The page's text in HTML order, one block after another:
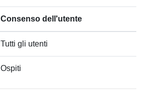
Consenso dell'utente
Tutti gli utenti
Ospiti